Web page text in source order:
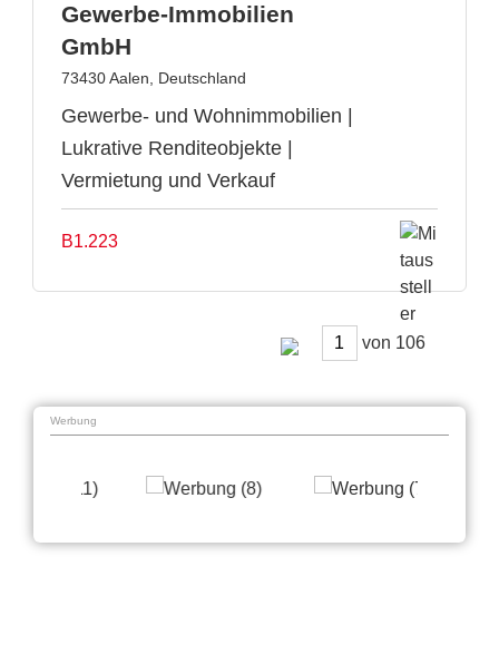
Gewerbe-Immobilien
GmbH
73430 Aalen, Deutschland
Gewerbe- und Wohnimmobilien |
Lukrative Renditeobjekte |
Vermietung und Verkauf
B1.223
von
Werbung